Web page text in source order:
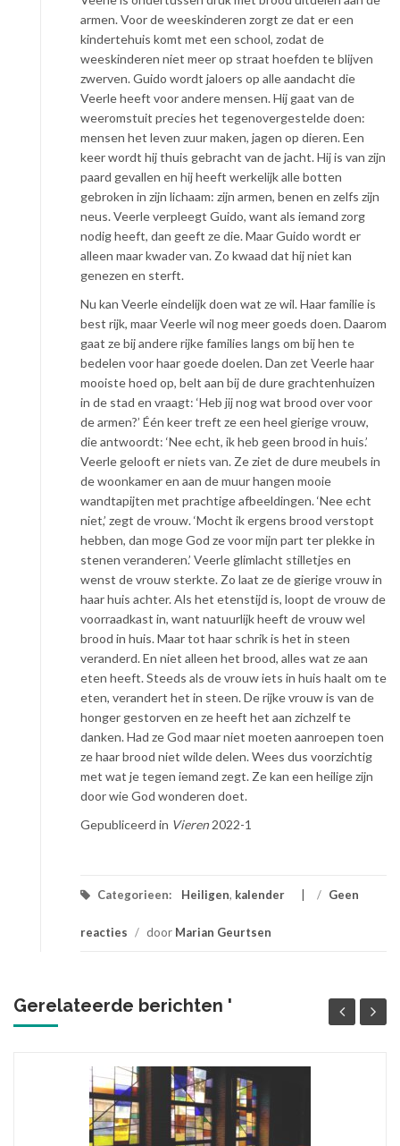
armen. Voor de weeskinderen zorgt ze dat er een
kindertehuis komt met een school, zodat de
weeskinderen niet meer op straat hoefden te blijven
zwerven. Guido wordt jaloers op alle aandacht die
Veerle heeft voor andere mensen. Hij gaat van de
weeromstuit precies het tegenovergestelde doen:
mensen het leven zuur maken, jagen op dieren. Een
keer wordt hij thuis gebracht van de jacht. Hij is van zijn
paard gevallen en hij heeft werkelijk alle botten
gebroken in zijn lichaam: zijn armen, benen en zelfs zijn
neus. Veerle verpleegt Guido, want als iemand zorg
nodig heeft, dan geeft ze die. Maar Guido wordt er
alleen maar kwader van. Zo kwaad dat hij niet kan
genezen en sterft.
Nu kan Veerle eindelijk doen wat ze wil. Haar familie is
best rijk, maar Veerle wil nog meer goeds doen. Daarom
gaat ze bij andere rijke families langs om bij hen te
bedelen voor haar goede doelen. Dan zet Veerle haar
mooiste hoed op, belt aan bij de dure grachtenhuizen
in de stad en vraagt: ‘Heb jij nog wat brood over voor
de armen?’ Één keer treft ze een heel gierige vrouw,
die antwoordt: ‘Nee echt, ik heb geen brood in huis.’
Veerle gelooft er niets van. Ze ziet de dure meubels in
de woonkamer en aan de muur hangen mooie
wandtapijten met prachtige afbeeldingen. ‘Nee echt
niet,’ zegt de vrouw. ‘Mocht ik ergens brood verstopt
hebben, dan moge God ze voor mijn part ter plekke in
stenen veranderen.’ Veerle glimlacht stilletjes en
wenst de vrouw sterkte. Zo laat ze de gierige vrouw in
haar huis achter. Als het etenstijd is, loopt de vrouw de
voorraadkast in, want natuurlijk heeft de vrouw wel
brood in huis. Maar tot haar schrik is het in steen
veranderd. En niet alleen het brood, alles wat ze aan
eten heeft. Steeds als de vrouw iets in huis haalt om te
eten, verandert het in steen. De rijke vrouw is van de
honger gestorven en ze heeft het aan zichzelf te
danken. Had ze God maar niet moeten aanroepen toen
ze haar brood niet wilde delen. Wees dus voorzichtig
met wat je tegen iemand zegt. Ze kan een heilige zijn
door wie God wonderen doet.
Gepubliceerd in Vieren 2022-1
Categorieen: Heiligen, kalender / Geen
reacties / door Marian Geurtsen
Gerelateerde berichten '